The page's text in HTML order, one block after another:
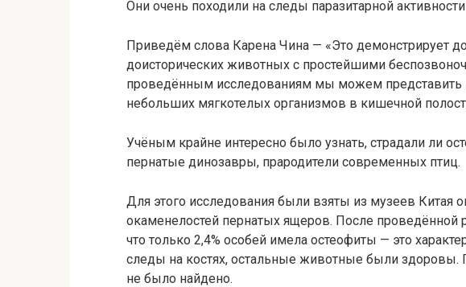
Они очень походили на следы паразитарной
Приведём слова Карена Чина — «Это демонстрирует
доисторических животных с простейшими
проведённым исследованиям мы можем представить
небольших мягкотелых организмов в кишечной
Учёным крайне интересно было узнать, страдали ли
пернатые динозавры, прародители современных птиц.
Для этого исследования были взяты из музеев Китая
окаменелостей пернатых ящеров. После
что только 2,4% особей имела остеофиты — это
следы на костях, остальные животные были здоровы.
не было найдено.